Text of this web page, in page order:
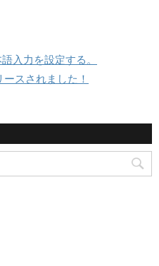
入力を設定する。
スされました！